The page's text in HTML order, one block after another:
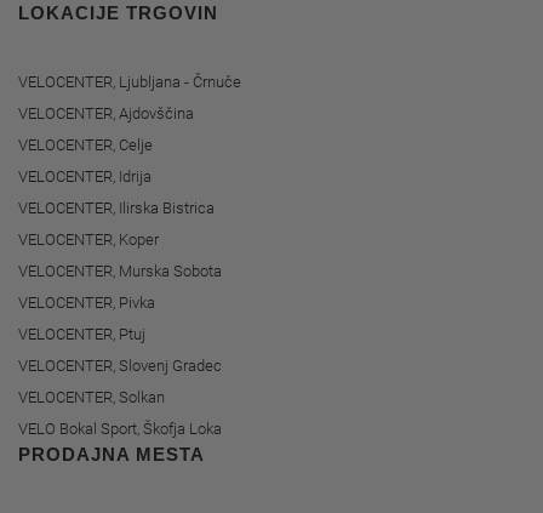
LOKACIJE TRGOVIN
VELOCENTER, Ljubljana - Črnuče
VELOCENTER, Ajdovščina
VELOCENTER, Celje
VELOCENTER, Idrija
VELOCENTER, Ilirska Bistrica
VELOCENTER, Koper
VELOCENTER, Murska Sobota
VELOCENTER, Pivka
VELOCENTER, Ptuj
VELOCENTER, Slovenj Gradec
VELOCENTER, Solkan
VELO Bokal Sport, Škofja Loka
PRODAJNA MESTA